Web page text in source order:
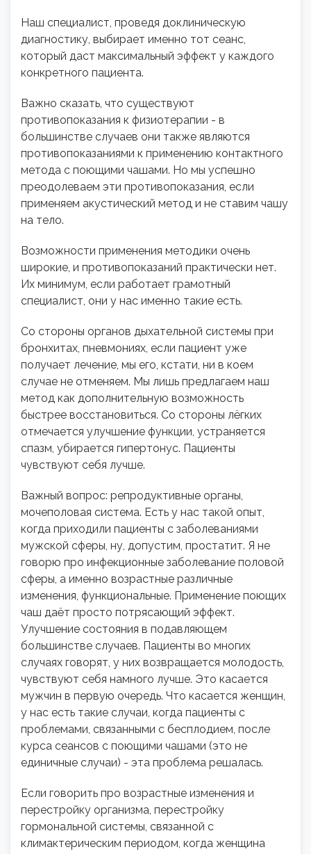
Наш специалист, проведя доклиническую
диагностику, выбирает именно тот сеанс,
который даст максимальный эффект у каждого
конкретного пациента.
Важно сказать, что существуют
противопоказания к физиотерапии - в
большинстве случаев они также являются
противопоказаниями к применению контактного
метода с поющими чашами. Но мы успешно
преодолеваем эти противопоказания, если
применяем акустический метод и не ставим чашу
на тело.
Возможности применения методики очень
широкие, и противопоказаний практически нет.
Их минимум, если работает грамотный
специалист, они у нас именно такие есть.
Со стороны органов дыхательной системы при
бронхитах, пневмониях, если пациент уже
получает лечение, мы его, кстати, ни в коем
случае не отменяем. Мы лишь предлагаем наш
метод как дополнительную возможность
быстрее восстановиться. Со стороны лёгких
отмечается улучшение функции, устраняется
спазм, убирается гипертонус. Пациенты
чувствуют себя лучше.
Важный вопрос: репродуктивные органы,
мочеполовая система. Есть у нас такой опыт,
когда приходили пациенты с заболеваниями
мужской сферы, ну, допустим, простатит. Я не
говорю про инфекционные заболевание половой
сферы, а именно возрастные различные
изменения, функциональные. Применение поющих
чаш даёт просто потрясающий эффект.
Улучшение состояния в подавляющем
большинстве случаев. Пациенты во многих
случаях говорят, у них возвращается молодость,
чувствуют себя намного лучше. Это касается
мужчин в первую очередь. Что касается женщин,
у нас есть такие случаи, когда пациенты с
проблемами, связанными с бесплодием, после
курса сеансов с поющими чашами (это не
единичные случаи) - эта проблема решалась.
Если говорить про возрастные изменения и
перестройку организма, перестройку
гормональной системы, связанной с
климактерическим периодом, когда женщина